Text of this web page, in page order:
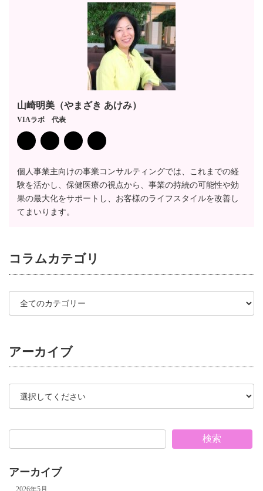
山崎明美（やまざき あけみ）
VIAラボ 代表
個人事業主向けの事業コンサルティングでは、これまでの経
験を活かし、保健医療の視点から、事業の持続の可能性や効
果の最大化をサポートし、お客様のライフスタイルを改善し
てまいります。
コラムカテゴリ
アーカイブ
検索
アーカイブ